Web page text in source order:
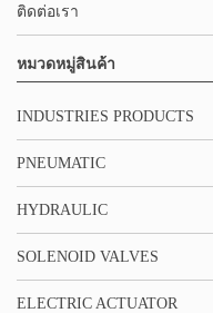
ติดต่อเรา
หมวดหมู่สินค้า
INDUSTRIES PRODUCTS
PNEUMATIC
HYDRAULIC
SOLENOID VALVES
ELECTRIC ACTUATOR